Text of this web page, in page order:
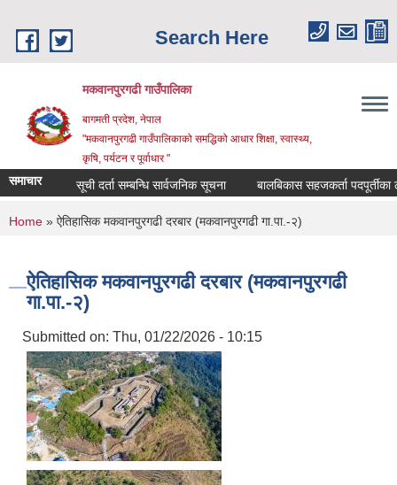
Search Here
मकवानपुरगढी गाउँपालिका
बागमती प्रदेश, नेपाल
"मकवानपुरगढी गाउँपालिकाको समद्धिको आधार शिक्षा, स्‍वास्‍थ्‍य,
कृषि, पर्यटन र पूर्वाधार "
समाचारसूची दर्ता सम्बन्धि सार्वजनिक सूचना बालबिकास सहजकर्ता पदपूर्तीका लागि
You are here
Home » ऐतिहासिक मकवानपुरगढी दरबार (मकवानपुरगढी गा.पा.-२)
ऐतिहासिक मकवानपुरगढी दरबार (मकवानपुरगढी
गा.पा.-२)
Submitted on: Thu, 01/22/2026 - 10:15